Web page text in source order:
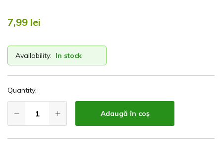
7,99 lei
Availability: In stock
Quantity:
Adaugă în coș